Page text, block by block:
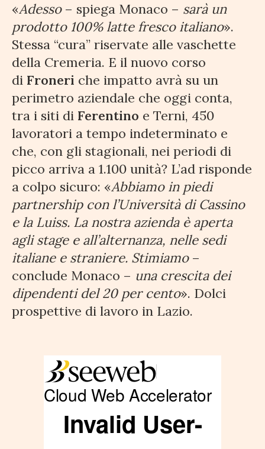
«Adesso– spiega Monaco – sarà un
prodotto 100% latte fresco italiano».
Stessa “cura” riservate alle vaschette
della Cremeria. E il nuovo corso
di Froneri che impatto avrà su un
perimetro aziendale che oggi conta,
tra i siti di Ferentino e Terni, 450
lavoratori a tempo indeterminato e
che, con gli stagionali, nei periodi di
picco arriva a 1.100 unità? L’ad risponde
a colpo sicuro: «Abbiamo in piedi
partnership con l’Università di Cassino
e la Luiss. La nostra azienda è aperta
agli stage e all’alternanza, nelle sedi
italiane e straniere. Stimiamo–
conclude Monaco – una crescita dei
dipendenti del 20 per cento». Dolci
prospettive di lavoro in Lazio.